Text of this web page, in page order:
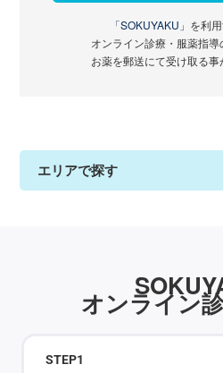
「SOKUYAKU」 を利
オンライン診療・服薬指導
お薬を郵送にて受け取る
エリアで探す
オンライン
STEP1